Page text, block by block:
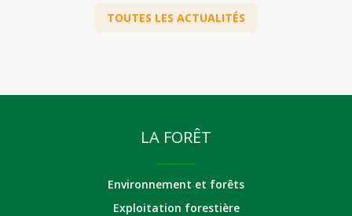
TOUTES LES ACTUALITÉS
LA FORÊT
Environnement et forêts
Exploitation forestière